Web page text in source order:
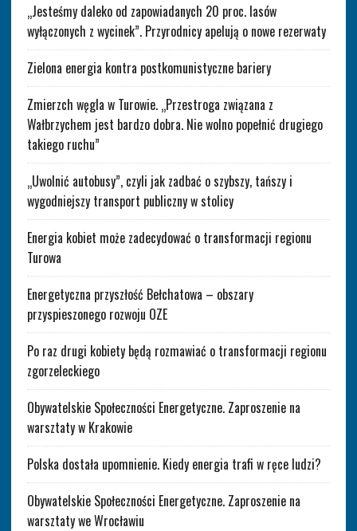
„Jesteśmy daleko od zapowiadanych 20 proc. lasów
wyłączonych z wycinek”. Przyrodnicy apelują o nowe rezerwaty
Zielona energia kontra postkomunistyczne bariery
Zmierzch węgla w Turowie. „Przestroga związana z
Wałbrzychem jest bardzo dobra. Nie wolno popełnić drugiego
takiego ruchu”
„Uwolnić autobusy”, czyli jak zadbać o szybszy, tańszy i
wygodniejszy transport publiczny w stolicy
Energia kobiet może zadecydować o transformacji regionu
Turowa
Energetyczna przyszłość Bełchatowa – obszary
przyspieszonego rozwoju OZE
Po raz drugi kobiety będą rozmawiać o transformacji regionu
zgorzeleckiego
Obywatelskie Społeczności Energetyczne. Zaproszenie na
warsztaty w Krakowie
Polska dostała upomnienie. Kiedy energia trafi w ręce ludzi?
Obywatelskie Społeczności Energetyczne. Zaproszenie na
warsztaty we Wrocławiu